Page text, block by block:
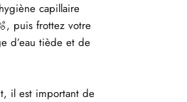
capillaire
, puis frottez votre
d’eau tiède et de
il est important de